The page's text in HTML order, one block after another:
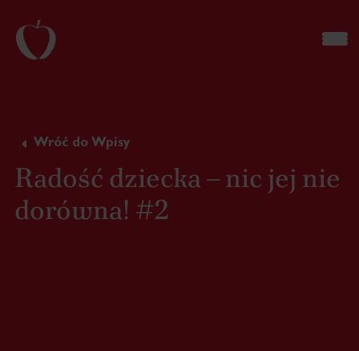
Wróć do Wpisy
Radość dziecka – nic jej nie
dorówna! #2